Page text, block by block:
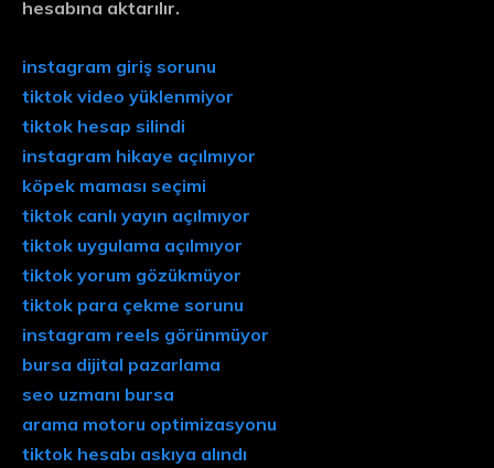
hesabına aktarılır.
instagram giriş sorunu
tiktok video yüklenmiyor
tiktok hesap silindi
instagram hikaye açılmıyor
köpek maması seçimi
tiktok canlı yayın açılmıyor
tiktok uygulama açılmıyor
tiktok yorum gözükmüyor
tiktok para çekme sorunu
instagram reels görünmüyor
bursa dijital pazarlama
seo uzmanı bursa
arama motoru optimizasyonu
tiktok hesabı askıya alındı